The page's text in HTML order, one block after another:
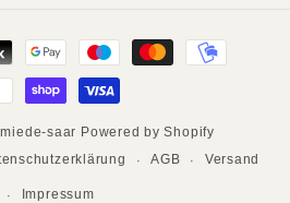
saar Powered by Shopify
AGB Versand
Impressum